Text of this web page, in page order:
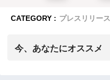
CATEGORY : プレスリリース
今、あなたにオススメ